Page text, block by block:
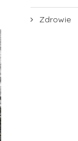
Zdrowie